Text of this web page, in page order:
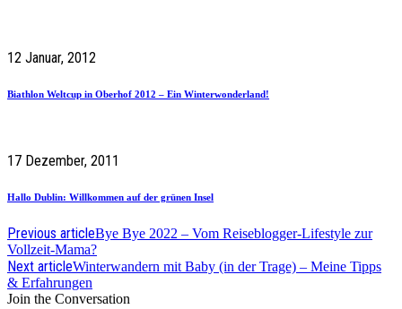
12 Januar, 2012
Biathlon Weltcup in Oberhof 2012 – Ein Winterwonderland!
17 Dezember, 2011
Hallo Dublin: Willkommen auf der grünen Insel
Previous articleBye Bye 2022 – Vom Reiseblogger-Lifestyle zur
Vollzeit-Mama?
Next articleWinterwandern mit Baby (in der Trage) – Meine Tipps
& Erfahrungen
Join the Conversation